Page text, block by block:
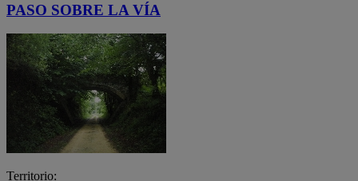
PASO SOBRE LA VÍA
Territorio: